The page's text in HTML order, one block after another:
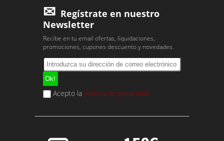
Regístrate en nuestro
Newsletter
Recibe en tu email ofertas, liquidaciones,
promociones, cupones descuento y novedades.
Acepto la política de privacidad